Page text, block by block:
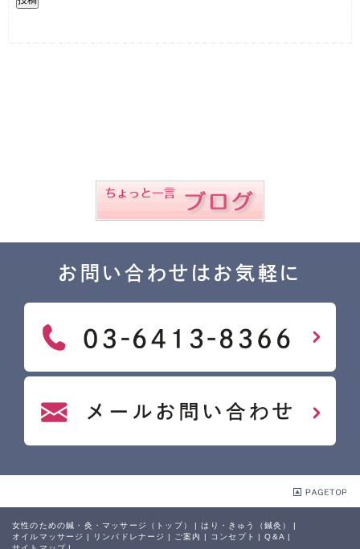
お問い合わせはお気軽に
女性のための鍼・灸・マッサージ（トップ） はり・きゅう（鍼灸）
オイルマッサージ
リンパドレナージ ご案内 コンセプト Q&A